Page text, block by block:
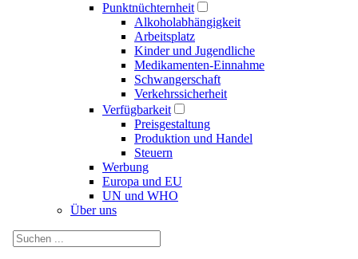
Punktnüchternheit
Alkoholabhängigkeit
Arbeitsplatz
Kinder und Jugendliche
Medikamenten-Einnahme
Schwangerschaft
Verkehrssicherheit
Verfügbarkeit
Preisgestaltung
Produktion und Handel
Steuern
Werbung
Europa und EU
UN und WHO
Über uns